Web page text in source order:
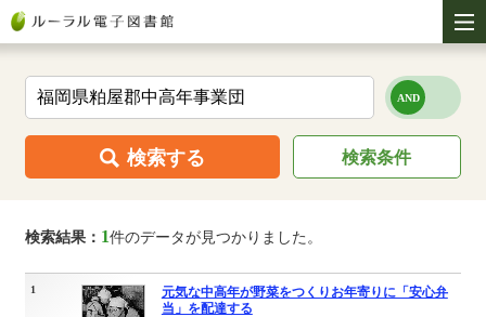
検索する 検索条件
検索結果： 1件のデータが見つかりました。
1
元気な中高年が野菜をつくりお年寄りに「安心弁
当」を配達する